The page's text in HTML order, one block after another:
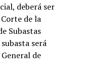
deberá ser
de la
Subastas
será
de